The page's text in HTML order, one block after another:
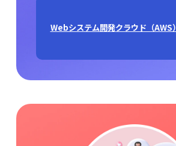
Webシステム開発クラウド（AWS）